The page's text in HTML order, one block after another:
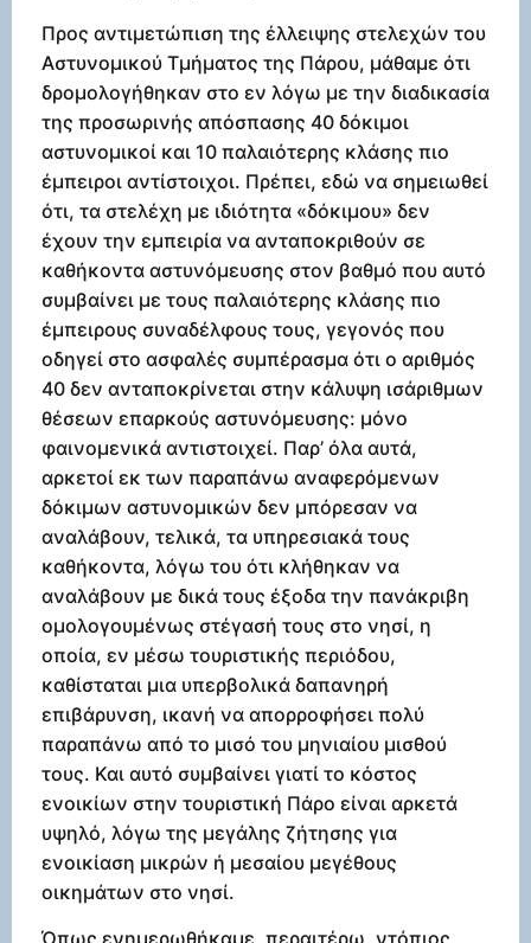
Προς αντιμετώπιση της έλλειψης στελεχών του
Αστυνομικού Τμήματος της Πάρου, μάθαμε ότι
δρομολογήθηκαν στο εν λόγω με την διαδικασία
της προσωρινής απόσπασης 40 δόκιμοι
αστυνομικοί και 10 παλαιότερης κλάσης πιο
έμπειροι αντίστοιχοι. Πρέπει, εδώ να σημειωθεί
ότι, τα στελέχη με ιδιότητα «δόκιμου» δεν
έχουν την εμπειρία να ανταποκριθούν σε
καθήκοντα αστυνόμευσης στον βαθμό που αυτό
συμβαίνει με τους παλαιότερης κλάσης πιο
έμπειρους συναδέλφους τους, γεγονός που
οδηγεί στο ασφαλές συμπέρασμα ότι ο αριθμός
40 δεν ανταποκρίνεται στην κάλυψη ισάριθμων
θέσεων επαρκούς αστυνόμευσης: μόνο
φαινομενικά αντιστοιχεί. Παρ’ όλα αυτά,
αρκετοί εκ των παραπάνω αναφερόμενων
δόκιμων αστυνομικών δεν μπόρεσαν να
αναλάβουν, τελικά, τα υπηρεσιακά τους
καθήκοντα, λόγω του ότι κλήθηκαν να
αναλάβουν με δικά τους έξοδα την πανάκριβη
ομολογουμένως στέγασή τους στο νησί, η
οποία, εν μέσω τουριστικής περιόδου,
καθίσταται μια υπερβολικά δαπανηρή
επιβάρυνση, ικανή να απορροφήσει πολύ
παραπάνω από το μισό του μηνιαίου μισθού
τους. Και αυτό συμβαίνει γιατί το κόστος
ενοικίων στην τουριστική Πάρο είναι αρκετά
υψηλό, λόγω της μεγάλης ζήτησης για
ενοικίαση μικρών ή μεσαίου μεγέθους
οικημάτων στο νησί.